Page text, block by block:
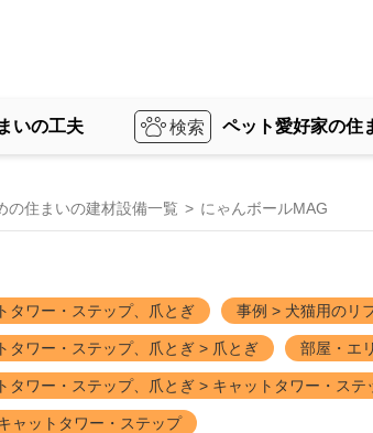
いの工夫 ペット愛好家の住
の住まいの建材設備一覧 にゃんボールMAG
タワー・ステップ、爪とぎ 事例 > 犬猫用のリ
タワー・ステップ、爪とぎ > 爪とぎ 部屋・エ
タワー・ステップ、爪とぎ > キャットタワー・ステ
ャットタワー・ステップ